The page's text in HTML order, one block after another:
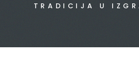
TRADICIJA U